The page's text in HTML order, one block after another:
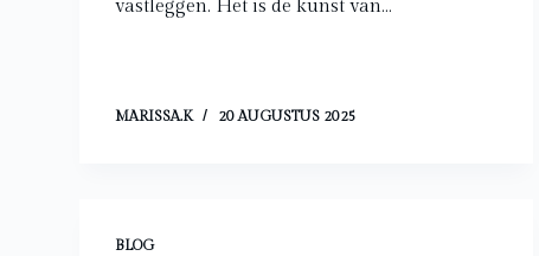
vastleggen. Het is de kunst van…
MARISSA.K 20 AUGUSTUS 2025
BLOG